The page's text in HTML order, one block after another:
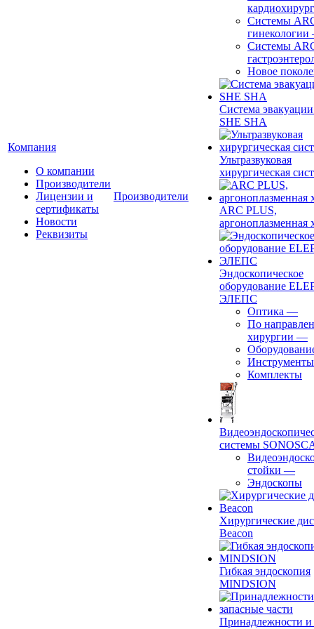
Компания
О компании
Производители
Лицензии и
сертификаты
Новости
Реквизиты
Производители
Системы
гинекологии
Системы
Новое
Система
SHE SHA
Ультразвуковая
хирургическая
ARC PLUS,
аргоноплазменная
Эндоскопическое
оборудование
ЭЛЕПС
Оптика —
По
хирургии —
Инструменты
Комплекты
системы
стойки —
Эндоскопы
Хирургические
Beacon
Гибкая эндоскопия
MINDSION
Принадлежности и